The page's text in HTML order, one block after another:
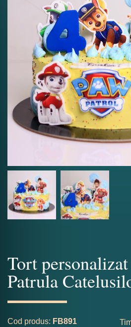
Tort
Patrula
Cod produs: FB891